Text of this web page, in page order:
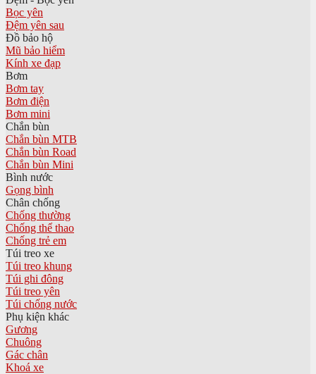
Bọc yên
Đệm yên sau
Đồ bảo hộ
Mũ bảo hiểm
Kính xe đạp
Bơm
Bơm tay
Bơm điện
Bơm mini
Chắn bùn
Chắn bùn MTB
Chắn bùn Road
Chắn bùn Mini
Bình nước
Gọng bình
Chân chống
Chống thường
Chống thể thao
Chống trẻ em
Túi treo xe
Túi treo khung
Túi ghi đông
Túi treo yên
Túi chống nước
Phụ kiện khác
Gương
Chuông
Gác chân
Khoá xe